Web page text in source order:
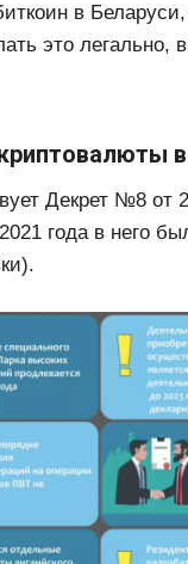
в
это легально,
Декрет №8 от
года в него